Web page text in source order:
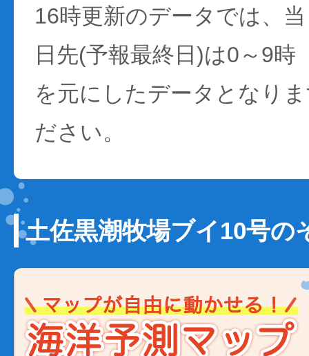
16時更新のデータでは、
日先(予報最終日)は0～9時
を元にしたデータとなり
ださい。
土佐黒潮牧場ブイ10号の